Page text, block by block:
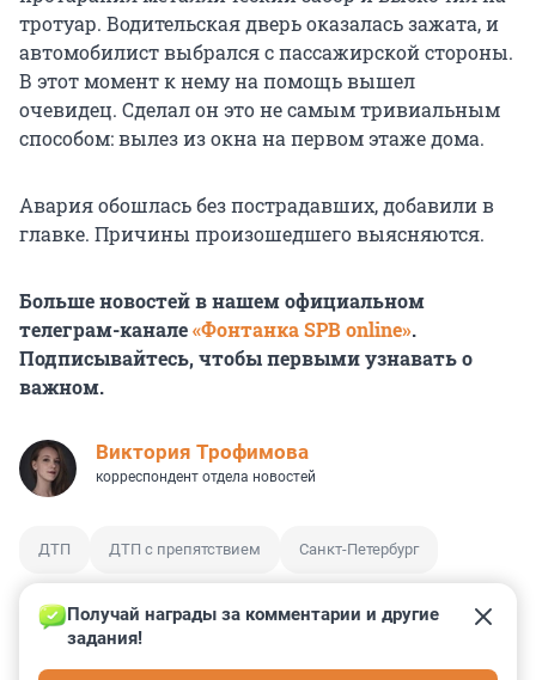
тротуар. Водительская дверь оказалась зажата, и
автомобилист выбрался с пассажирской стороны.
В этот момент к нему на помощь вышел
очевидец. Сделал он это не самым тривиальным
способом: вылез из окна на первом этаже дома.
Авария обошлась без пострадавших, добавили в
главке. Причины произошедшего выясняются.
Больше новостей в нашем официальном
телеграм-канале«Фонтанка SPB online».
Подписывайтесь, чтобы первыми узнавать о
важном.
Виктория Трофимова
корреспондент отдела новостей
ДТП ДТП с препятствием Санкт-Петербург
Получай награды за комментарии и другие
задания!